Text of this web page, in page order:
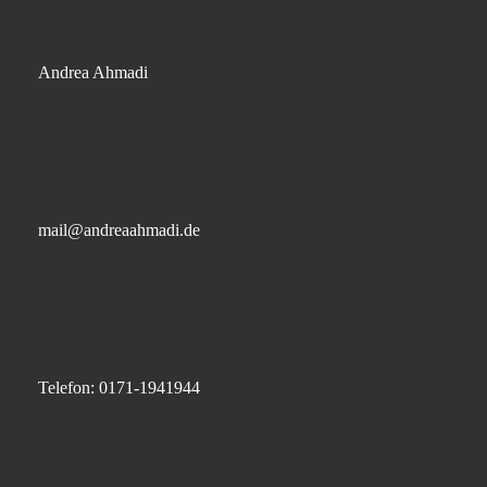
Andrea Ahmadi
mail@andreaahmadi.de
Telefon: 0171-1941944